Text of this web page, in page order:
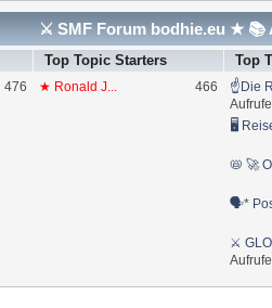
⚔ SMF Forum bodhie.eu ★ 📚
Top Topic Starters Top
476 ★ Ronald J... 466
☝Die
Aufrufe
🖥
📛 🚀
🗣*
⚔
Aufrufe